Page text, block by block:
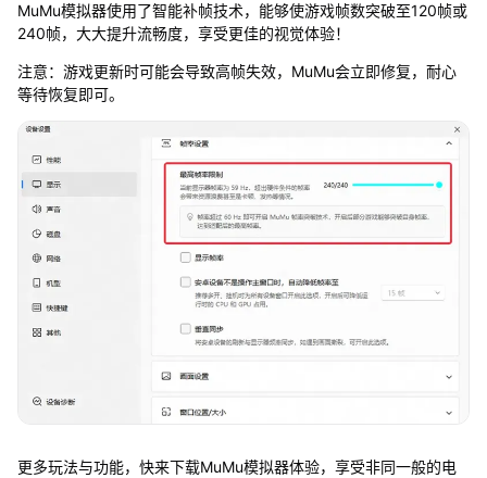
MuMu模拟器使用了智能补帧技术，能够使游戏帧数突破至120帧或
240帧，大大提升流畅度，享受更佳的视觉体验！
注意：游戏更新时可能会导致高帧失效，MuMu会立即修复，耐心
等待恢复即可。
更多玩法与功能，快来下载MuMu模拟器体验，享受非同一般的电